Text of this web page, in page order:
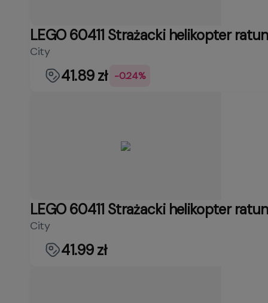
LEGO 60411 Strażacki helikopter
City
41.89 zł -0.24%
LEGO 60411 Strażacki helikopter
City
41.99 zł